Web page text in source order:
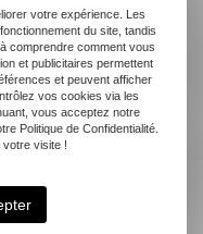
À consommer avec
votre expérience. Les
du site, tandis
comprendre comment vous
et publicitaires permettent
et peuvent afficher
vos cookies via les
vous acceptez notre
Politique de Confidentialité.
votre visite !